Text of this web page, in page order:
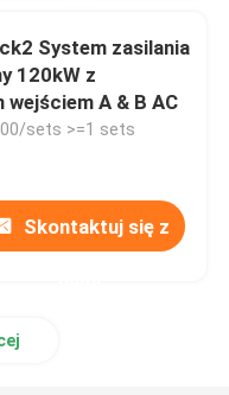
System zasilania
120kW z
wejściem A & B AC
sets >=1 sets
Skontaktuj się z